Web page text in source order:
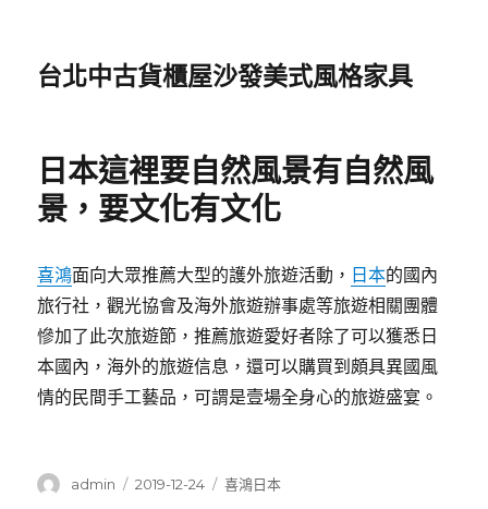
台北中古貨櫃屋沙發美式風格家具
日本這裡要自然風景有自然風
景，要文化有文化
喜鴻面向大眾推薦大型的護外旅遊活動， 日本的國內
旅行社，觀光協會及海外旅遊辦事處等旅遊相關團體
慘加了此次旅遊節，推薦旅遊愛好者除了可以獲悉日
本國內，海外的旅遊信息，還可以購買到頗具異國風
情的民間手工藝品，可謂是壹場全身心的旅遊盛宴。
作
admin
發
2019-12-24
分
喜鴻日本